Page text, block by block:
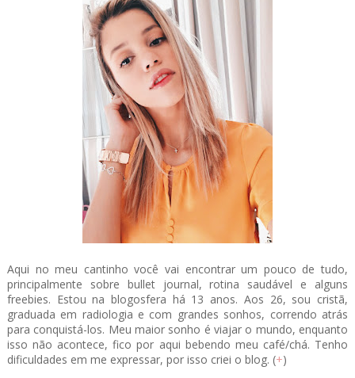
Aqui no meu cantinho você vai encontrar um pouco de tudo,
principalmente sobre bullet journal, rotina saudável e alguns
freebies. Estou na blogosfera há 13 anos. Aos 26, sou cristã,
graduada em radiologia e com grandes sonhos, correndo atrás
para conquistá-los. Meu maior sonho é viajar o mundo, enquanto
isso não acontece, fico por aqui bebendo meu café/chá. Tenho
dificuldades em me expressar, por isso criei o blog. (+)